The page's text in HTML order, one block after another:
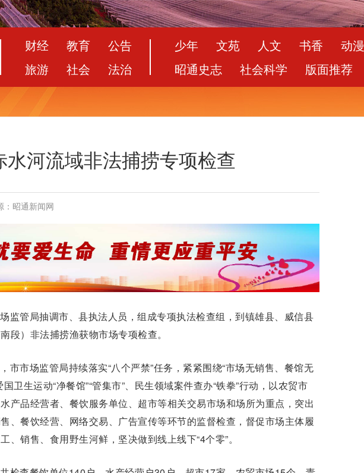
财经 教育
公告
旅游
社会 法治
少年 文苑 人文 书香
动漫
昭通史志
社会科学 版面推荐
水河流域非法捕捞专项检查
：昭通新闻网
监管局抽调市、县执法人员，组成专项执法检查组，到镇雄县、威信县
段）非法捕捞渔获物市场专项检查。
市市场监管局持续落实“八个严禁”任务，紧紧围绕“市场无销售、餐馆无
卫生运动“净餐馆”“管集市”、民生领域案件查办“铁拳”行动，以农贸市
产品经营者、餐饮服务单位、超市等相关交易市场和场所为重点，突出
、餐饮经营、网络交易、广告宣传等环节的监督检查，督促市场主体履
、销售、食用野生河鲜，坚决做到线上线下“4个零”。